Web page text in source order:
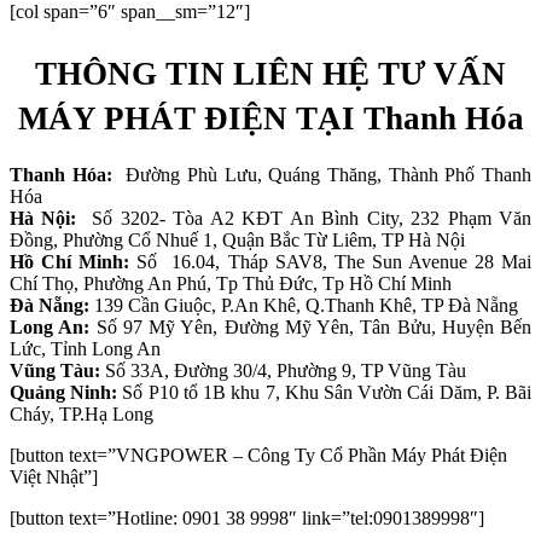
[col span=”6″ span__sm=”12″]
THÔNG TIN LIÊN HỆ TƯ VẤN
MÁY PHÁT ĐIỆN TẠI Thanh Hóa
Thanh Hóa: Đường Phù Lưu, Quáng Thăng, Thành Phố Thanh
Hóa
Hà Nội: Số 3202- Tòa A2 KĐT An Bình City, 232 Phạm Văn
Đồng, Phường Cổ Nhuế 1, Quận Bắc Từ Liêm, TP Hà Nội
Hồ Chí Minh: Số 16.04, Tháp SAV8, The Sun Avenue 28 Mai
Chí Thọ, Phường An Phú, Tp Thủ Đức, Tp Hồ Chí Minh
Đà Nẵng: 139 Cần Giuộc, P.An Khê, Q.Thanh Khê, TP Đà Nẵng
Long An: Số 97 Mỹ Yên, Đường Mỹ Yên, Tân Bửu, Huyện Bến
Lức, Tỉnh Long An
Vũng Tàu: Số 33A, Đường 30/4, Phường 9, TP Vũng Tàu
Quảng Ninh: Số P10 tổ 1B khu 7, Khu Sân Vườn Cái Dăm, P. Bãi
Cháy, TP.Hạ Long
[button text=”VNGPOWER – Công Ty Cổ Phần Máy Phát Điện
Việt Nhật”]
[button text=”Hotline: 0901 38 9998″ link=”tel:0901389998″]